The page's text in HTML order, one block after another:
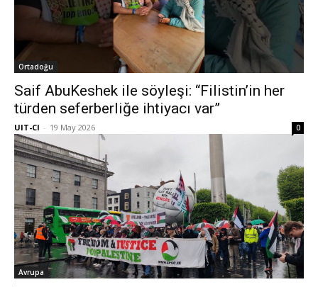
Ortadoğu
Saif AbuKeshek ile söyleşi: “Filistin’in her
türden seferberliğe ihtiyacı var”
UIT-CI - 19 May 2026 0
Avrupa